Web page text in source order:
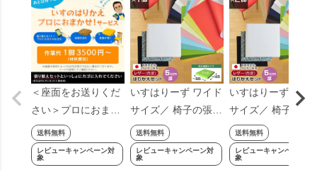
＜座面をお送りくだ
さい＞プロにおまか
せ！ 椅子の張り替え
×1脚分（作業費の
み・材料費別）※材
送料無料
レビューキャンペーン対
象
いすはりーず ワイド
サイズ／ 椅子の張り
替え セット レザー
合皮 無地 【5cm
厚】【1脚分】 キッ
送料無料
レビューキャンペーン対
象
いすはりーず ワイ
サイズ／ 椅子の張
替え セット レザー
合皮 無地 【5cm
厚】【2脚分】 キッ
送料無料
レビューキャンペーン対
象